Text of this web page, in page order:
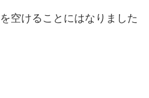
空けることにはなりました